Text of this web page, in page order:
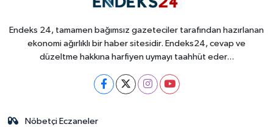
Endeks 24, tamamen bağımsız gazeteciler tarafından hazırlanan
ekonomi ağırlıklı bir haber sitesidir. Endeks24, cevap ve
düzeltme hakkına harfiyen uymayı taahhüt eder...
Nöbetçi Eczaneler